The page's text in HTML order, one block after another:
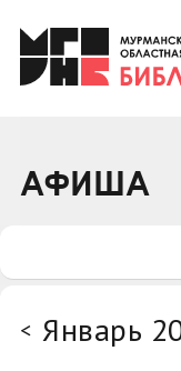
Клуб
Клуб
Коллегам
АФИША
< Январь